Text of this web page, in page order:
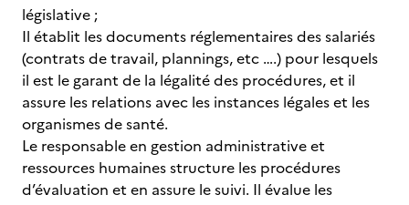
législative ;
Il établit les documents réglementaires des salariés
(contrats de travail, plannings, etc ….) pour lesquels
il est le garant de la légalité des procédures, et il
assure les relations avec les instances légales et les
organismes de santé.
Le responsable en gestion administrative et
ressources humaines structure les procédures
d’évaluation et en assure le suivi. Il évalue les